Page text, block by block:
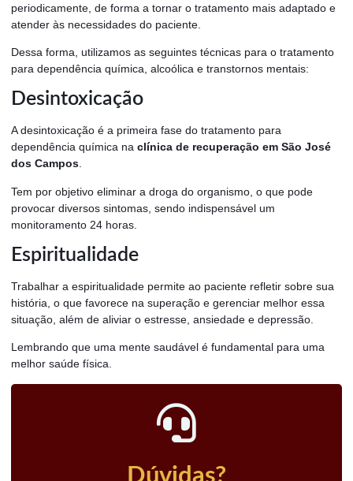
periodicamente, de forma a tornar o tratamento mais adaptado e
atender às necessidades do paciente.
Dessa forma, utilizamos as seguintes técnicas para o tratamento
para dependência química, alcoólica e transtornos mentais:
Desintoxicação
A desintoxicação é a primeira fase do tratamento para
dependência química na clínica de recuperação em São José
dos Campos.
Tem por objetivo eliminar a droga do organismo, o que pode
provocar diversos sintomas, sendo indispensável um
monitoramento 24 horas.
Espiritualidade
Trabalhar a espiritualidade permite ao paciente refletir sobre sua
história, o que favorece na superação e gerenciar melhor essa
situação, além de aliviar o estresse, ansiedade e depressão.
Lembrando que uma mente saudável é fundamental para uma
melhor saúde física.
Dúvidas?